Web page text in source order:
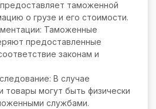
таможенной
о грузе и его стоимости.
Таможенные
предоставленные
законам и
В случае
товары могут быть физически
службами.